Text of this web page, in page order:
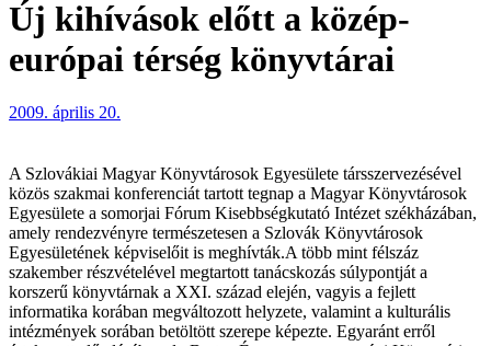
Új kihívások előtt a közép-
európai térség könyvtárai
2009. április 20.
A Szlovákiai Magyar Könyvtárosok Egyesülete társszervezésével
közös szakmai konferenciát tartott tegnap a Magyar Könyvtárosok
Egyesülete a somorjai Fórum Kisebbségkutató Intézet székházában,
amely rendezvényre természetesen a Szlovák Könyvtárosok
Egyesületének képviselőit is meghívták.A több mint félszáz
szakember részvételével megtartott tanácskozás súlypontját a
korszerű könyvtárnak a XXI. század elején, vagyis a fejlett
informatika korában megváltozott helyzete, valamint a kulturális
intézmények sorában betöltött szerepe képezte. Egyaránt erről